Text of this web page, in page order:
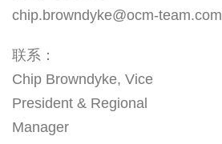
chip.browndyke@ocm-team.com
联系：
Chip Browndyke, Vice
President & Regional
Manager